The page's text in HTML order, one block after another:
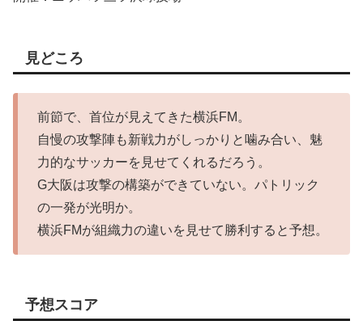
見どころ
前節で、首位が見えてきた横浜FM。
自慢の攻撃陣も新戦力がしっかりと噛み合い、魅
力的なサッカーを見せてくれるだろう。
G大阪は攻撃の構築ができていない。パトリック
の一発が光明か。
横浜FMが組織力の違いを見せて勝利すると予想。
予想スコア